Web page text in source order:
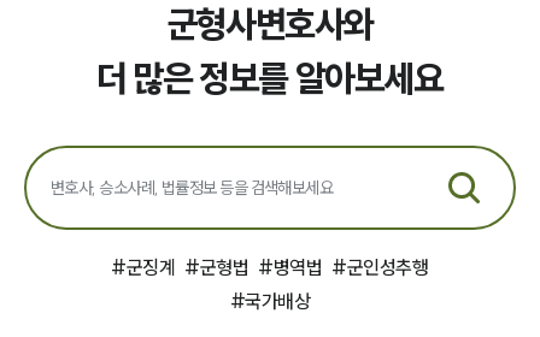
군형사변호사와
더 많은 정보를 알아보세요
#군징계 #군형법 #병역법 #군인성추행
#국가배상